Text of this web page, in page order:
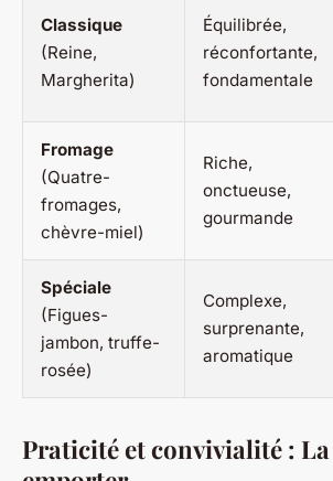
Classique
(Reine,
Margherita)
Équilibrée,
réconfortante,
fondamentale
Fromage
(Quatre-
fromages,
chèvre-miel)
Riche,
onctueuse,
gourmande
Spéciale
(Figues-
jambon, truffe-
rosée)
Complexe,
surprenante,
aromatique
Praticité et convivialité : La